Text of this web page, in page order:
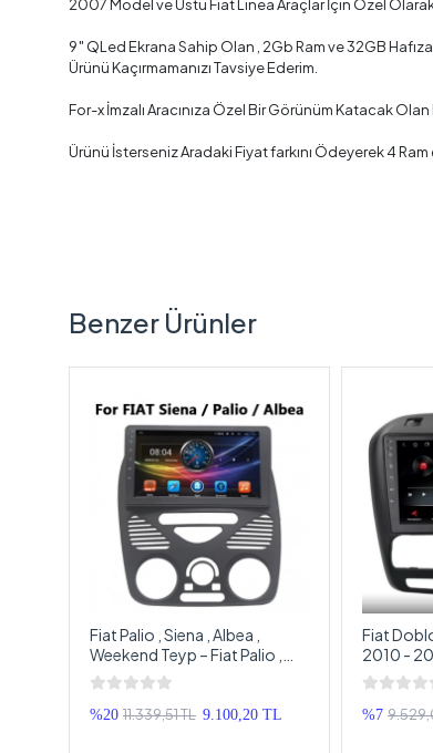
2007 Model ve Üstü Fiat Linea Araçlar İçin Özel
9″ QLed Ekrana Sahip Olan , 2Gb Ram ve 32GB
Ürünü Kaçırmamanızı Tavsiye Ederim.
For-x İmzalı Aracınıza Özel Bir Görünüm Katacak
Ürünü İsterseniz Aradaki Fiyat farkını Ödeyerek 4
Benzer Ürünler
Fiat Palio , Siena , Albea ,
Weekend Teyp – Fiat Palio ,
Siena , Albea , Weekend
Android Multimedya – Fiat
Palio , Siena , Albea , Weekend
%20 11.339,51 TL 9.100,20 TL
Fiat
2010 -
Android
%7